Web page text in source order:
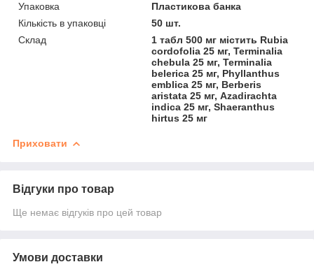
Упаковка
Пластикова банка
Кількість в упаковці
50 шт.
Склад
1 табл 500 мг містить Rubia
cordofolia 25 мг, Terminalia
chebula 25 мг, Terminalia
belerica 25 мг, Phyllanthus
emblica 25 мг, Berberis
aristata 25 мг, Azadirachta
indica 25 мг, Shaeranthus
hirtus 25 мг
Приховати
Відгуки про товар
Ще немає відгуків про цей товар
Умови доставки